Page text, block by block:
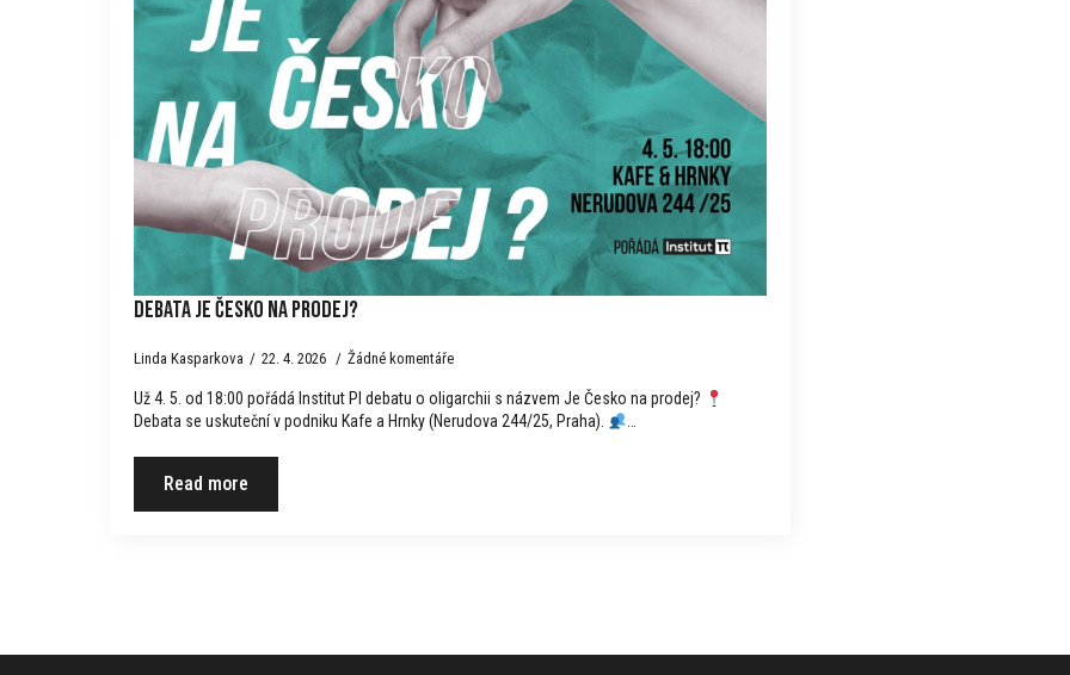
Debata Je Česko na prodej?
Linda Kasparkova 22. 4. 2026 Žádné komentáře
Už 4. 5. od 18:00 pořádá Institut PI debatu o oligarchii s názvem Je Česko na prodej?
Debata se uskuteční v podniku Kafe a Hrnky (Nerudova 244/25, Praha).
…
Read more